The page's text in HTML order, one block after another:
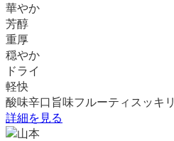
華やか
芳醇
重厚
穏やか
ドライ
軽快
酸味辛口 旨味フルーティ スッキリ
詳細を見る